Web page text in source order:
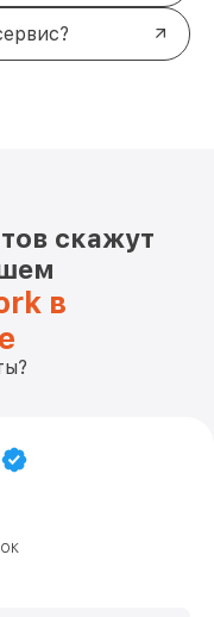
скажут
в